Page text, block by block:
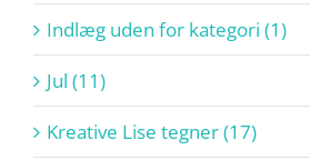
Indlæg uden for kategori (1)
Jul (11)
Kreative Lise tegner (17)